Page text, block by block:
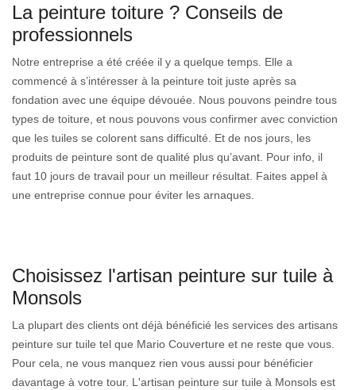
La peinture toiture ? Conseils de
professionnels
Notre entreprise a été créée il y a quelque temps. Elle a
commencé à s’intéresser à la peinture toit juste après sa
fondation avec une équipe dévouée. Nous pouvons peindre tous
types de toiture, et nous pouvons vous confirmer avec conviction
que les tuiles se colorent sans difficulté. Et de nos jours, les
produits de peinture sont de qualité plus qu’avant. Pour info, il
faut 10 jours de travail pour un meilleur résultat. Faites appel à
une entreprise connue pour éviter les arnaques.
Choisissez l'artisan peinture sur tuile à
Monsols
La plupart des clients ont déjà bénéficié les services des artisans
peinture sur tuile tel que Mario Couverture et ne reste que vous.
Pour cela, ne vous manquez rien vous aussi pour bénéficier
davantage à votre tour. L'artisan peinture sur tuile à Monsols est